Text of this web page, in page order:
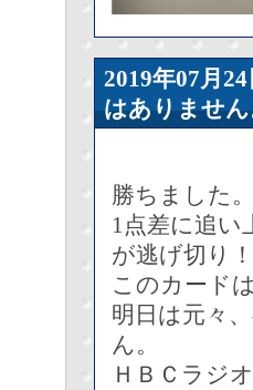
2019年07
はありませ
勝ちました
1点差に追
が逃げ切り！
このカード
明日は元々
ん。
ＨＢＣラジ